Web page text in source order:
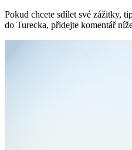
Pokud chcete sdílet své zážitky,
do Turecka, přidejte komentář